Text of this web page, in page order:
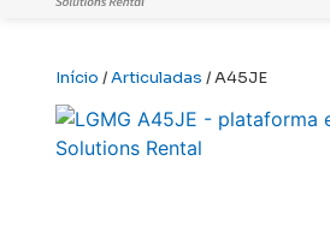
Início /Articuladas / A45JE